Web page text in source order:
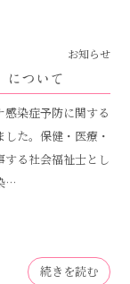
お知らせ
について
感染症予防に関する
た。保健・医療・
する社会福祉士とし
…
続きを読む